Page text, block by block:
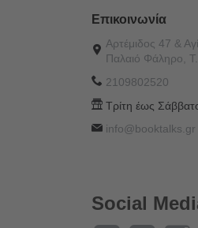
Επικοινωνία
Αρτέμιδος 47 &
Παλαιό Φάληρο,
2109802520
Τρίτη έως
info@booktalks.gr
Social